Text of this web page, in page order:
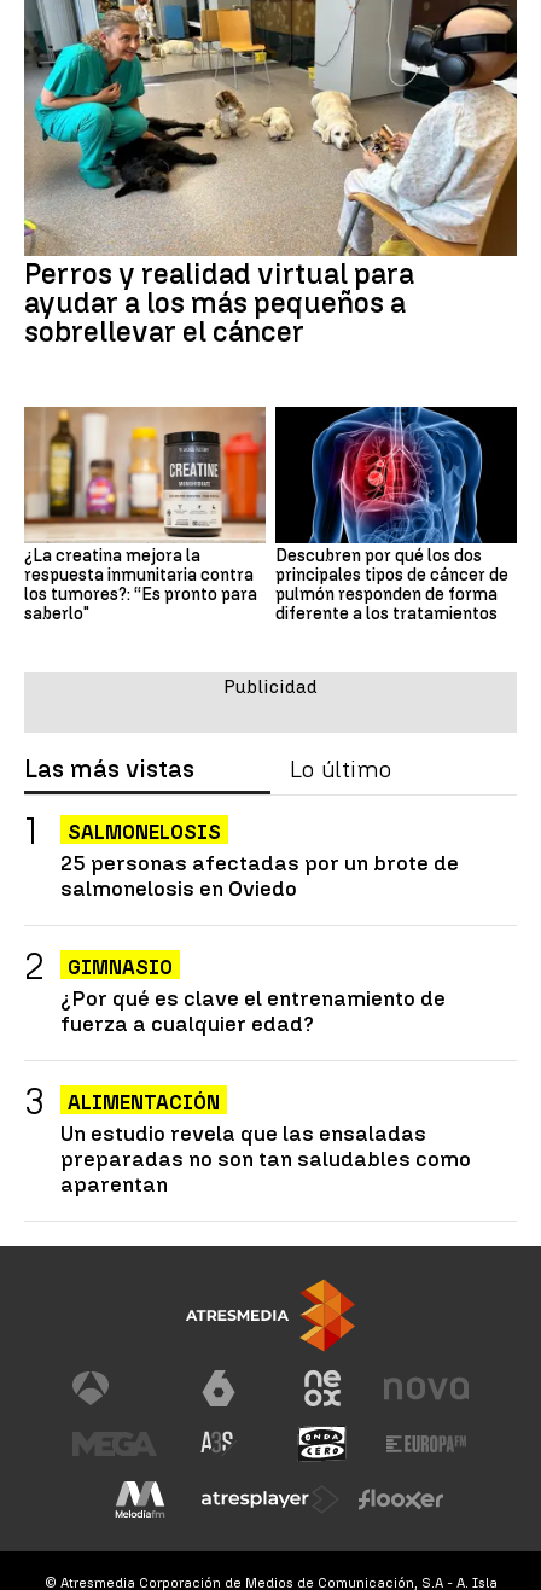
Perros y realidad virtual para
ayudar a los más pequeños a
sobrellevar el cáncer
¿La creatina mejora la
respuesta inmunitaria contra
los tumores?: “Es pronto para
saberlo"
Descubren por qué los dos
principales tipos de cáncer de
pulmón responden de forma
diferente a los tratamientos
Las más vistas Lo último
SALMONELOSIS
25 personas afectadas por un brote de
salmonelosis en Oviedo
GIMNASIO
¿Por qué es clave el entrenamiento de
fuerza a cualquier edad?
ALIMENTACIÓN
Un estudio revela que las ensaladas
preparadas no son tan saludables como
aparentan
© Atresmedia Corporación de Medios de Comunicación, S.A - A. Isla